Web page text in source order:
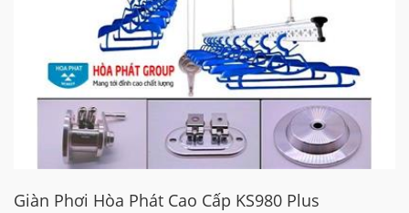
Giàn Phơi Hòa Phát Cao Cấp KS980 Plus